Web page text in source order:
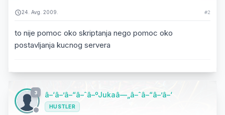
24. Avg. 2009. #2
to nije pomoc oko skriptanja nego pomoc oko
postavljanja kucnog servera
3 â–‘â–’â–“â–ˆâ–ºJukaâ—„â–ˆâ–“â–’â–‘
HUSTLER